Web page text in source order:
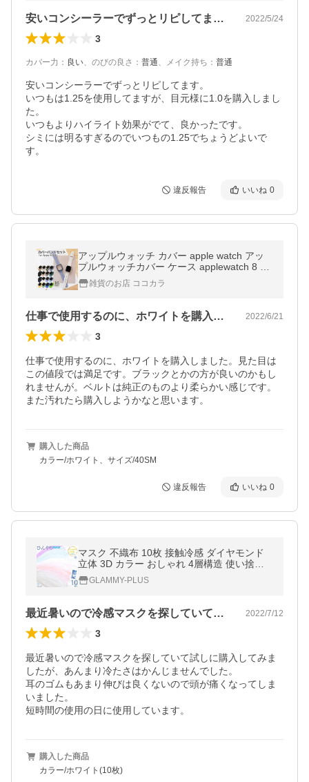
安いコンシーラーでずっとリピしてます。… 2022/5/24
3
カバー力 ： 良い、 のびの良さ ： 普通、 メイク持ち ： 普通
安いコンシーラーでずっとリピしてます。
いつもは1.25を使用してますが、目元様に1.0を購入しまし
た。
いつもよりハイライト効果がでて、良かったです。
シミには明るすぎるのでいつもの1.25でちょうどよいで
す。
違反報告 いいね 0
アップルウォッチ カバー apple watch アッ
プルウォッチカバー ケース applewatch 8 se
7 45mm アップルウォッチse 防水 セット
雑貨のお店 ココカラ
仕事で使用するのに、ホワイトを購入しま… 2022/6/21
3
仕事で使用するのに、ホワイトを購入しました。見た目は
この値段では満足です。ブラックとかの方が良いのかもし
れませんが。ベルトは純正のものより柔らかい感じです。
また汚れたら購入しようかなと思います。
購入した商品
カラー/ホワイト、サイズ/40SM
違反報告 いいね 0
マスク 不織布 10枚 接触冷感 ダイヤモンド
立体 3D カラー おしゃれ 4層構造 使い捨て
小顔 血色 入学式 ウエディング セレモニー
メール便送料無料
GLAMMY-PLUS
最近暑いので冷感マスクを探していて試し… 2022/7/12
3
最近暑いので冷感マスクを探していて試しに購入してみま
したが、あんまり冷たさはかんじませんでした。
耳のゴムもあまり伸びは良くないので頭が痛くなってしま
いました。
短時間の使用の日に使用しています。
購入した商品
カラー/ホワイト(10枚)